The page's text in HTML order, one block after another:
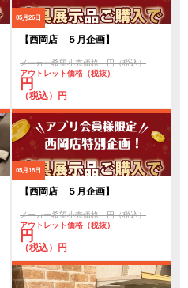
05月26日
【西岡店 ５月企画】
メーカー希望小売価格 円（税込）
アウトレット価格（税抜）
円
（税込）円
05月18日
【西岡店 ５月企画】
メーカー希望小売価格 円（税込）
アウトレット価格（税抜）
円
（税込）円